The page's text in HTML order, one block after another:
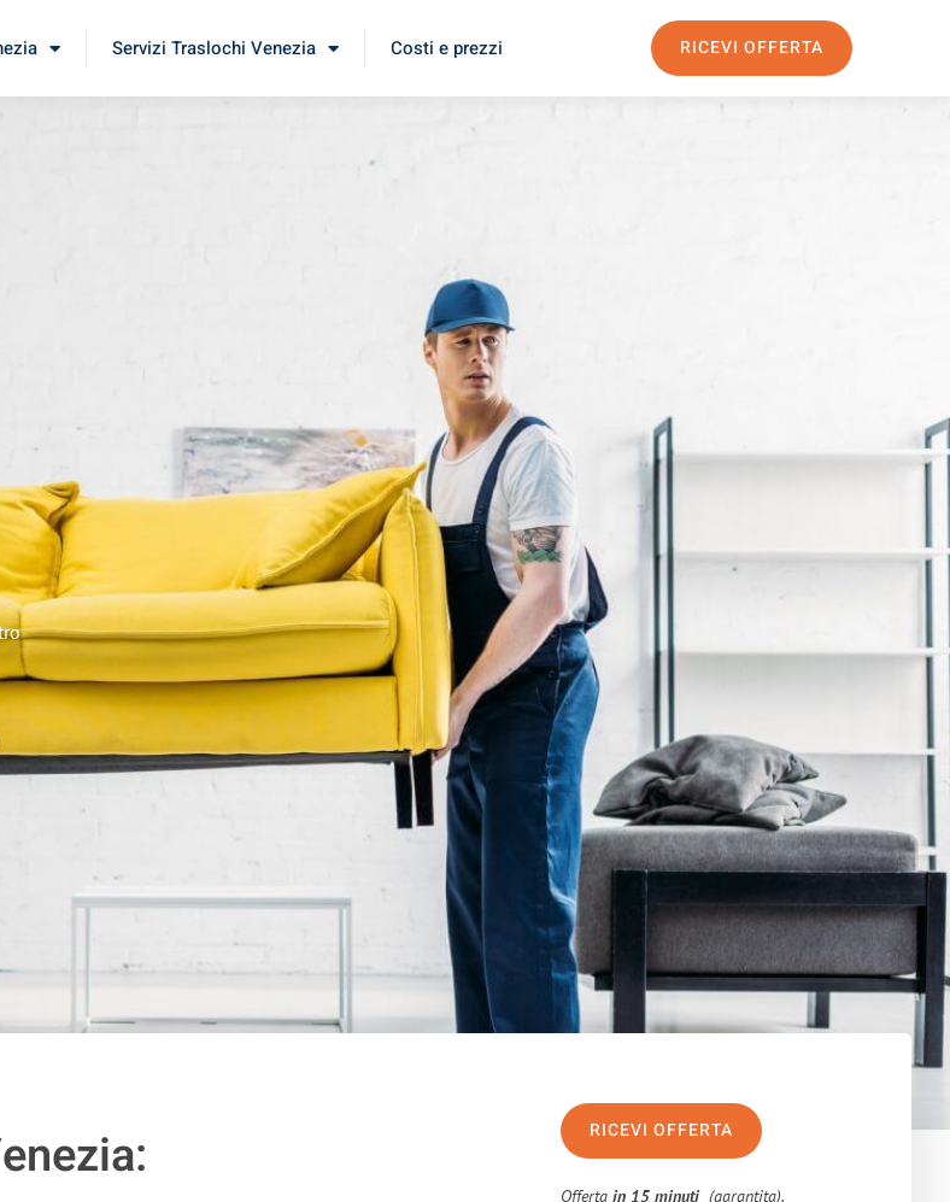
Servizi Traslochi Venezia Costi e prezzi RICEVI OFFERTA
RICEVI OFFERTA
Offertain 15 minuti (garantita).